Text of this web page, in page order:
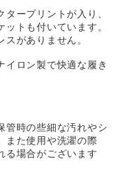
ープリントが入り、
トも付いています。
がありません。
イロン製で快適な履き
管時の些細な汚れやシ
また使用や洗濯の際
る場合がございます